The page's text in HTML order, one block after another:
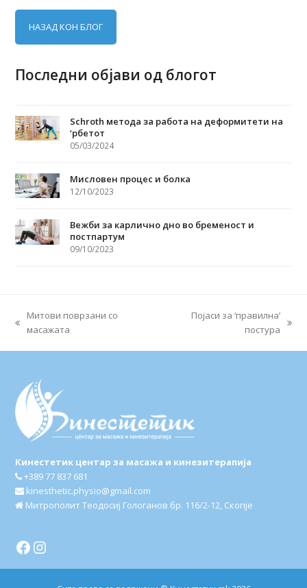
НАЗАД КОН БЛОГ
Последни објави од блогот
Schroth метода за работа на деформитети на
‘рбетот
05/03/2024
Мисловен процес и болка
12/10/2023
Вежби за карлично дно во бременост и
постпартум
09/10/2023
previous
Митови поврзани со
масажата
Појаси за ‘правилна’
постура
Кинестетик центар за масажа и кинезитерапија
+389 77 837 681
kinesthetic.physio@gmail.com
Митрополит Теодосиј Гологанов бр. 116/2-12, Скопје
Facebook
Instagram